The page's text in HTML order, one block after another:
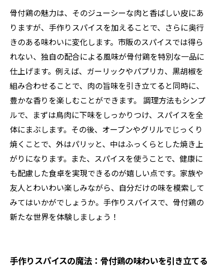
しいひと時
香り豊かなスパイスが引き出す骨付鶏の真髄
骨付鶏と手作りスパイスの旅：新しい味覚の発
見
骨付鶏の魅力は、そのジューシーな肉と香ばしい皮にあ
りますが、手作りスパイスを加えることで、さらに奥行
きのある味わいに変化します。市販のスパイスでは得ら
れない、独自の配合による風味が骨付鶏を特別な一品に
仕上げます。例えば、ガーリックやパプリカ、黒胡椒を
組み合わせることで、肉の旨味を引き立てると同時に、
豊かな香りを楽しむことができます。 調理方法もシンプ
ルで、まずは鳥肉に下味をしっかりつけ、スパイスを全
体にまぶします。その後、オーブンやグリルでじっくり
焼くことで、外はパリッと、中はふっくらとした焼き上
がりになります。また、スパイスを使うことで、健康に
も配慮した食卓を実現できるのが嬉しい点です。家族や
友人とわいわい楽しみながら、自分だけの味を模索して
みてはいかがでしょうか。手作りスパイスで、骨付鶏の
新たな世界を体験しましょう！
手作りスパイスの魔法：骨付鶏の味わいを引き立てる